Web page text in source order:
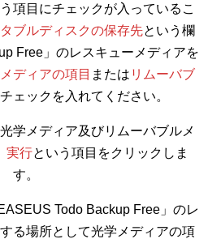
項目にチェックが入っているこ
ブルディスクの保存先という欄
Free」のレスキューメディアを
ディアの項目 または リムーバブ
ェックを入れてください。
学メディア及びリムーバブルメ
実行という項目をクリックしま
す。
Todo Backup Free」のレ
る場所として光学メディアの項